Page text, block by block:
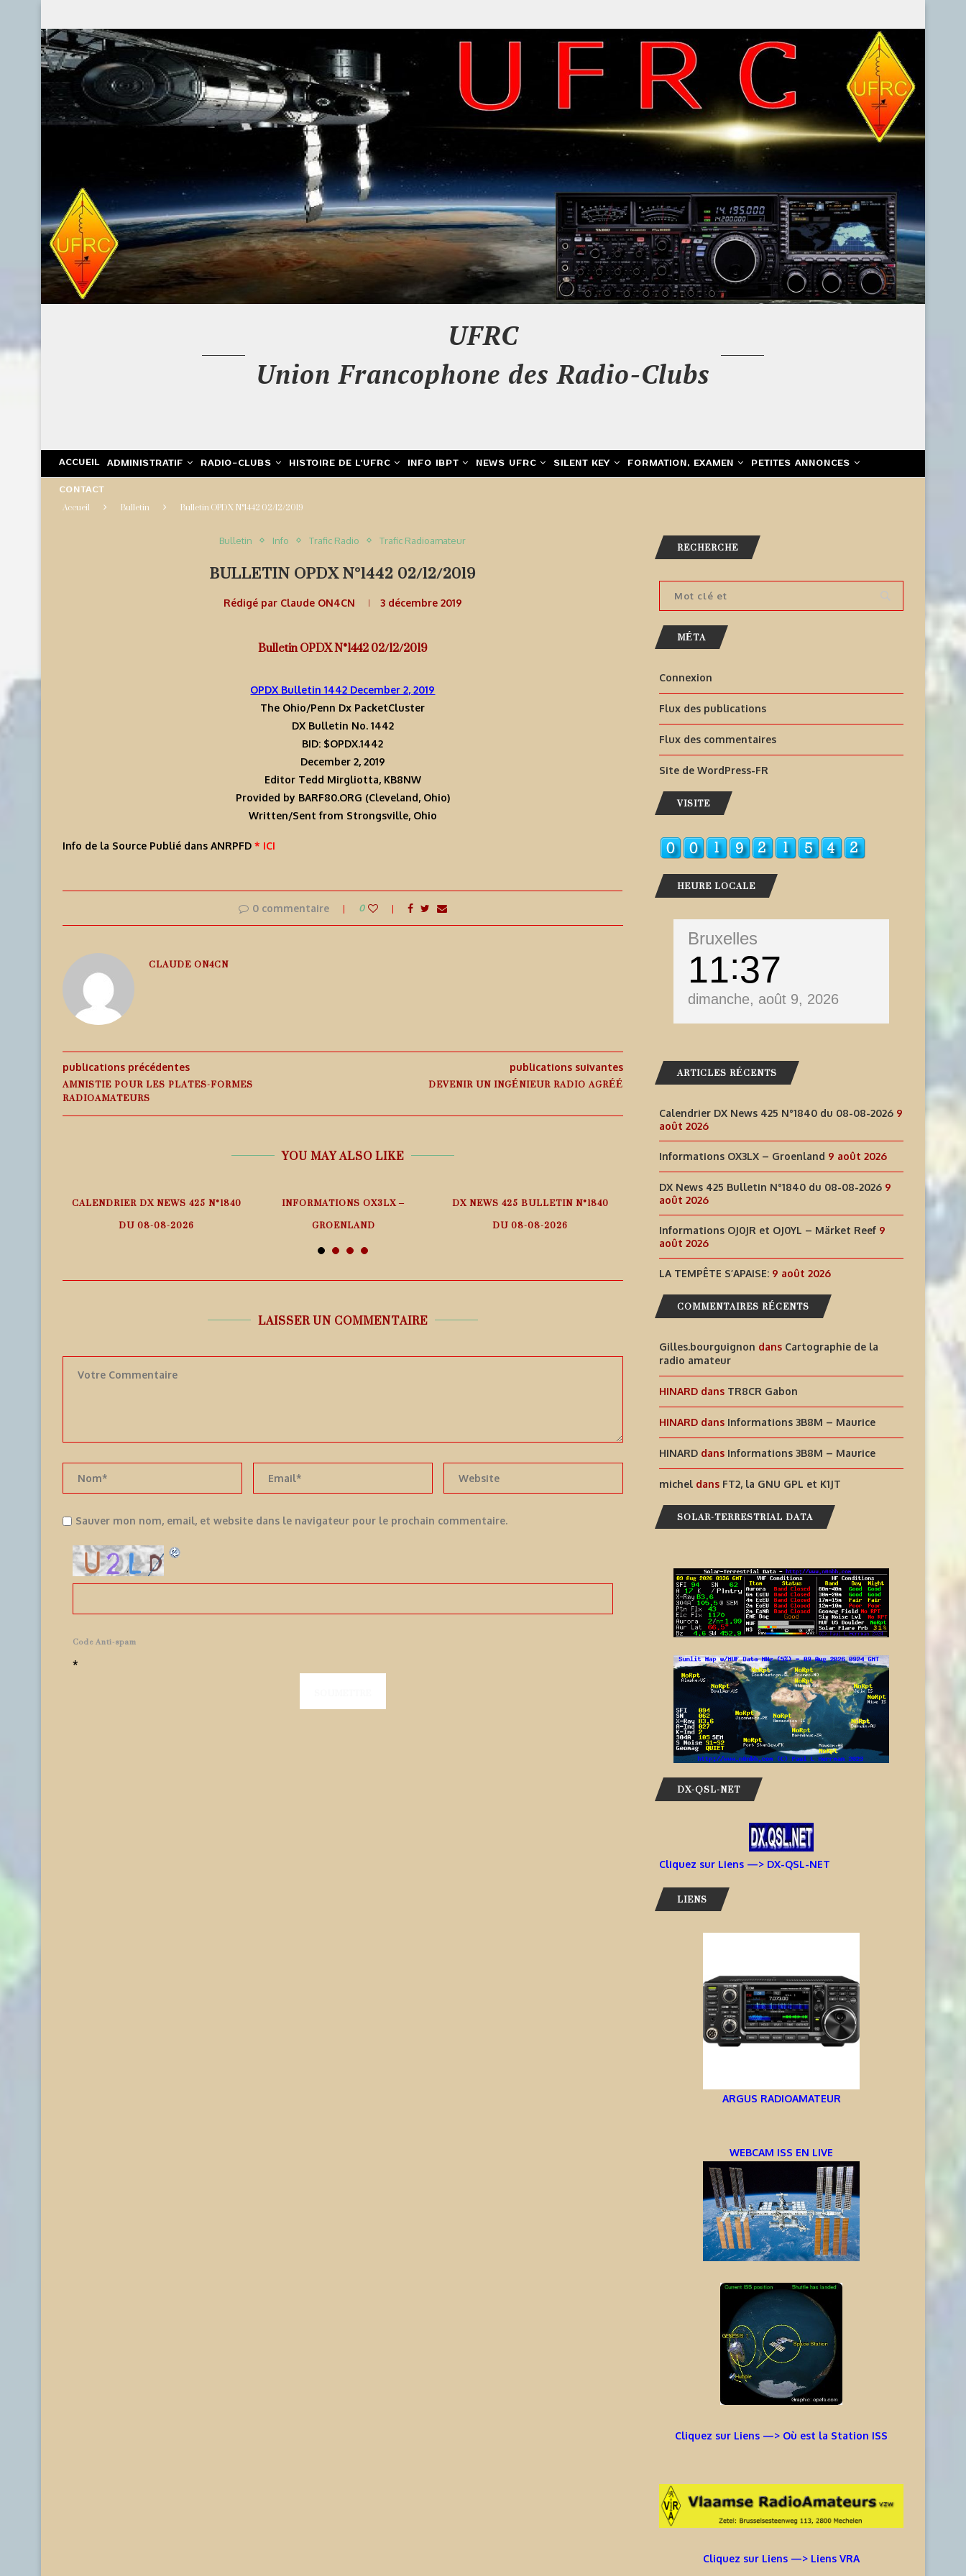
UFRC
Union Francophone des Radio-Clubs
ACCUEIL ADMINISTRATIF RADIO-CLUBS HISTOIRE DE L’UFRC INFO IBPT NEWS UFRC SILENT KEY FORMATION, EXAMEN PETITES ANNONCES
CONTACT
Accueil Bulletin Bulletin OPDX N°1442 02/12/2019
Bulletin Info Trafic Radio Trafic Radioamateur
BULLETIN OPDX N°1442 02/12/2019
Rédigé par Claude ON4CN 3 décembre 2019
Bulletin OPDX N°1442 02/12/2019
OPDX Bulletin 1442 December 2, 2019
The Ohio/Penn Dx PacketCluster
DX Bulletin No. 1442
BID: $OPDX.1442
December 2, 2019
Editor Tedd Mirgliotta, KB8NW
Provided by BARF80.ORG (Cleveland, Ohio)
Written/Sent from Strongsville, Ohio
Info de la Source Publié dans ANRPFD * ICI
0 commentaire 0
CLAUDE ON4CN
publications précédentes
AMNISTIE POUR LES PLATES-FORMES
RADIOAMATEURS
publications suivantes
DEVENIR UN INGÉNIEUR RADIO AGRÉÉ
YOU MAY ALSO LIKE
CALENDRIER DX NEWS 425 N°1840
DU 08-08-2026
INFORMATIONS OX3LX –
GROENLAND
9 août 2026
DX NEWS 425 BULLETIN N°1840
DU 08-08-2026
INFORMATIONS OJ0JR ET OJ0YL –
MÄRKET REEF
9 août 2026
LA TEMPÊTE S’APAISE:
9 août 2026
LAISSER UN COMMENTAIRE
Sauver mon nom, email, et website dans le navigateur pour le prochain commentaire.
Code Anti-spam
*
RECHERCHE
MÉTA
Connexion
Flux des publications
Flux des commentaires
Site de WordPress-FR
VISITE
HEURE LOCALE
Bruxelles
11 37
dimanche, août 9, 2026
ARTICLES RÉCENTS
Calendrier DX News 425 N°1840 du 08-08-2026 9
août 2026
Informations OX3LX – Groenland 9 août 2026
DX News 425 Bulletin N°1840 du 08-08-2026 9
août 2026
Informations OJ0JR et OJ0YL – Märket Reef 9
août 2026
LA TEMPÊTE S’APAISE: 9 août 2026
COMMENTAIRES RÉCENTS
Gilles.bourguignon dans Cartographie de la
radio amateur
HINARD dans TR8CR Gabon
HINARD dans Informations 3B8M – Maurice
HINARD dans Informations 3B8M – Maurice
michel dans FT2, la GNU GPL et K1JT
SOLAR-TERRESTRIAL DATA
DX-QSL-NET
Cliquez sur Liens —> DX-QSL-NET
LIENS
ARGUS RADIOAMATEUR
WEBCAM ISS EN LIVE
Cliquez sur Liens —> Où est la Station ISS
Cliquez sur Liens —> Liens VRA